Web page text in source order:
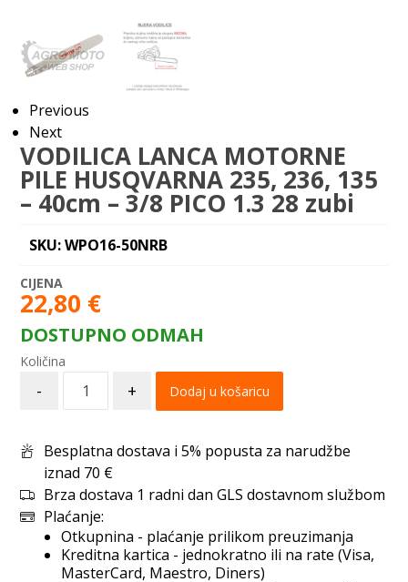
Previous
Next
VODILICA LANCA MOTORNE
PILE HUSQVARNA 235, 236, 135
– 40cm – 3/8 PICO 1.3 28 zubi
SKU: WPO16-50NRB
22,80 €
DOSTUPNO ODMAH
- + Dodaj u košaricu
Besplatna dostava i 5% popusta za narudžbe
iznad 70 €
Brza dostava 1 radni dan GLS dostavnom službom
Plaćanje:
Otkupnina - plaćanje prilikom preuzimanja
Kreditna kartica - jednokratno ili na rate (Visa,
MasterCard, Maestro, Diners)